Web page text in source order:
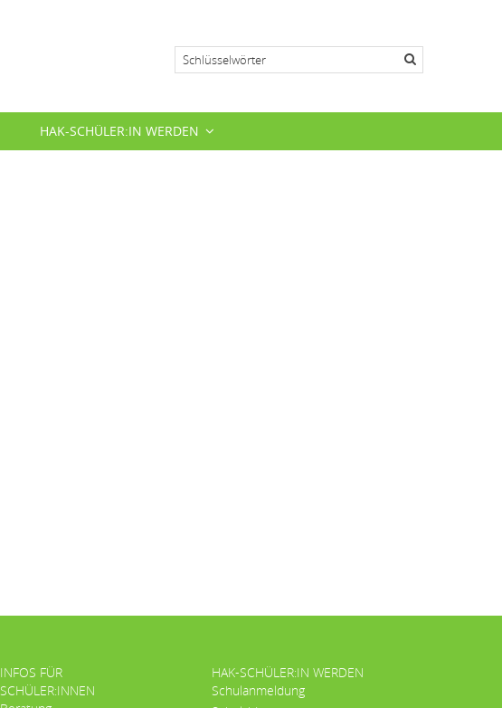
Suche
HAK-SCHÜLER:IN WERDEN
INFOS FÜR
SCHÜLER:INNEN
HAK-SCHÜLER:IN WERDEN
Schulanmeldung